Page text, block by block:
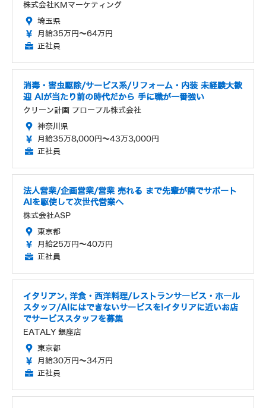
株式会社KMマーケティング
埼玉県
月給35万円～64万円
正社員
消毒・害虫駆除/サービス系/リフォーム・内装 未経験大歓
迎 AIが当たり前の時代だから 手に職が一番強い
クリーン計画 プロープル株式会社
神奈川県
月給35万8,000円～43万3,000円
正社員
法人営業/企画営業/営業 売れる まで先輩が隣でサポート
AIを駆使して次世代営業へ
株式会社ASP
東京都
月給25万円～40万円
正社員
イタリアン, 洋食・西洋料理/レストランサービス・ホール
スタッフ/AIにはできないサービスを!イタリアに近いお店
でサービススタッフを募集
EATALY 銀座店
東京都
月給30万円～34万円
正社員